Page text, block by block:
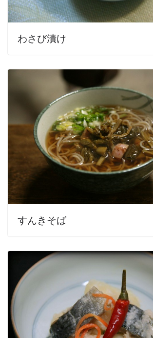
わさび漬け
すんきそば